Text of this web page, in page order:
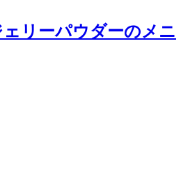
リーパウダーのメニ